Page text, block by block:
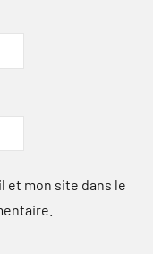
et mon site dans le